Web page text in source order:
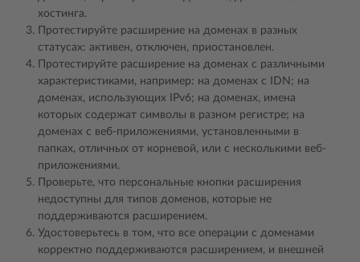
хостинга.
Протестируйте расширение на доменах в разных
статусах: активен, отключен, приостановлен.
Протестируйте расширение на доменах с различными
характеристиками, например: на доменах с IDN; на
доменах, использующих IPv6; на доменах, имена
которых содержат символы в разном регистре; на
доменах с веб-приложениями, установленными в
папках, отличных от корневой, или с несколькими веб-
приложениями.
Проверьте, что персональные кнопки расширения
недоступны для типов доменов, которые не
поддерживаются расширением.
Удостоверьтесь в том, что все операции с доменами
корректно поддерживаются расширением, и внешней